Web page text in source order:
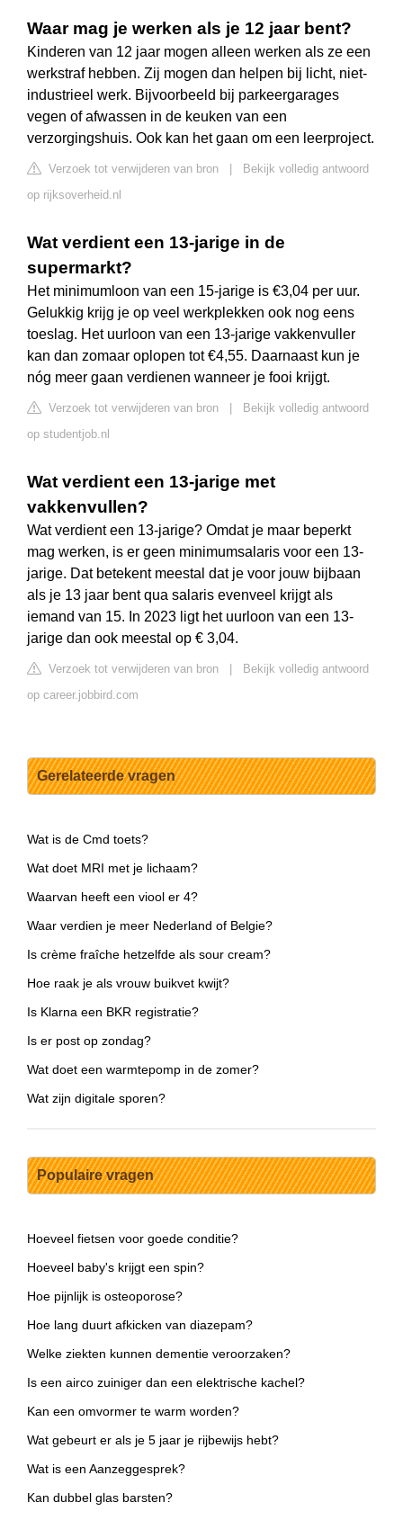
Waar mag je werken als je 12 jaar bent?
Kinderen van 12 jaar mogen alleen werken als ze een
werkstraf hebben. Zij mogen dan helpen bij licht, niet-
industrieel werk. Bijvoorbeeld bij parkeergarages
vegen of afwassen in de keuken van een
verzorgingshuis. Ook kan het gaan om een leerproject.
Verzoek tot verwijderen van bron
Bekijk volledig antwoord
op rijksoverheid.nl
Wat verdient een 13-jarige in de
supermarkt?
Het minimumloon van een 15-jarige is €3,04 per uur.
Gelukkig krijg je op veel werkplekken ook nog eens
toeslag. Het uurloon van een 13-jarige vakkenvuller
kan dan zomaar oplopen tot €4,55. Daarnaast kun je
nóg meer gaan verdienen wanneer je fooi krijgt.
Verzoek tot verwijderen van bron
Bekijk volledig antwoord
op studentjob.nl
Wat verdient een 13-jarige met
vakkenvullen?
Wat verdient een 13-jarige? Omdat je maar beperkt
mag werken, is er geen minimumsalaris voor een 13-
jarige. Dat betekent meestal dat je voor jouw bijbaan
als je 13 jaar bent qua salaris evenveel krijgt als
iemand van 15. In 2023 ligt het uurloon van een 13-
jarige dan ook meestal op € 3,04.
Verzoek tot verwijderen van bron
Bekijk volledig antwoord
op career.jobbird.com
Gerelateerde vragen
Wat is de Cmd toets?
Wat doet MRI met je lichaam?
Waarvan heeft een viool er 4?
Waar verdien je meer Nederland of Belgie?
Is crème fraîche hetzelfde als sour cream?
Hoe raak je als vrouw buikvet kwijt?
Is Klarna een BKR registratie?
Is er post op zondag?
Wat doet een warmtepomp in de zomer?
Wat zijn digitale sporen?
Populaire vragen
Hoeveel fietsen voor goede conditie?
Hoeveel baby's krijgt een spin?
Hoe pijnlijk is osteoporose?
Hoe lang duurt afkicken van diazepam?
Welke ziekten kunnen dementie veroorzaken?
Is een airco zuiniger dan een elektrische kachel?
Kan een omvormer te warm worden?
Wat gebeurt er als je 5 jaar je rijbewijs hebt?
Wat is een Aanzeggesprek?
Kan dubbel glas barsten?